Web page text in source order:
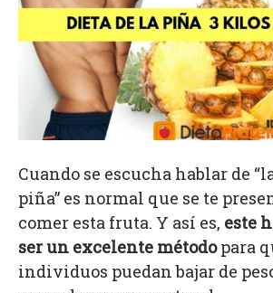
Cuando se escucha hablar de
piña” es normal que se te
comer esta fruta. Y así es, este
ser un excelente métodopara
individuos puedan bajar de